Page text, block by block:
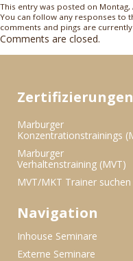
This entry was posted on Montag,
You can follow any responses to
comments and pings are currently
Comments are closed.
Zertifizierungen
Marburger
Konzentrationstrainings
Marburger
Verhaltenstraining (MVT)
MVT/MKT Trainer suchen
Navigation
Inhouse Seminare
Externe Seminare